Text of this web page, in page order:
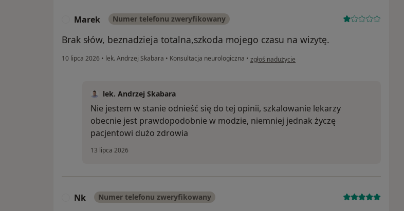
Marek Numer telefonu zweryfikowany
Brak słów, beznadzieja totalna,szkoda mojego czasu na wizytę.
10 lipca 2026 • lek. Andrzej Skabara • Konsultacja neurologiczna • w opinii użytkownika Marek
zgłoś nadużycie
lek. Andrzej Skabara
Nie jestem w stanie odnieść się do tej opinii, szkalowanie lekarzy
obecnie jest prawdopodobnie w modzie, niemniej jednak życzę
pacjentowi dużo zdrowia
13 lipca 2026
Nk Numer telefonu zweryfikowany